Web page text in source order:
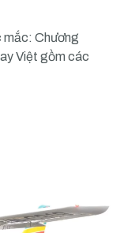
mắc: Chương
Việt gồm các